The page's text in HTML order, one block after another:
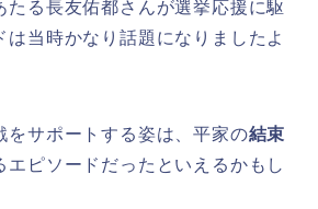
たる長友佑都さんが選挙応援に駆
は当時かなり話題になりましたよ
をサポートする姿は、平家の結束
エピソードだったといえるかもし